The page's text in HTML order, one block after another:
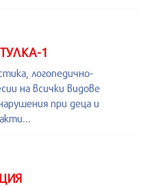
1
логопедично-
на всички видове
при деца и